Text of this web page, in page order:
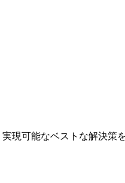
現可能なベストな解決策